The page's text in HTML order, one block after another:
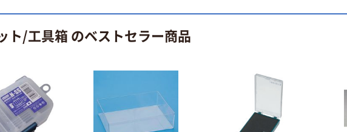
ト/工具箱 のベストセラー商品